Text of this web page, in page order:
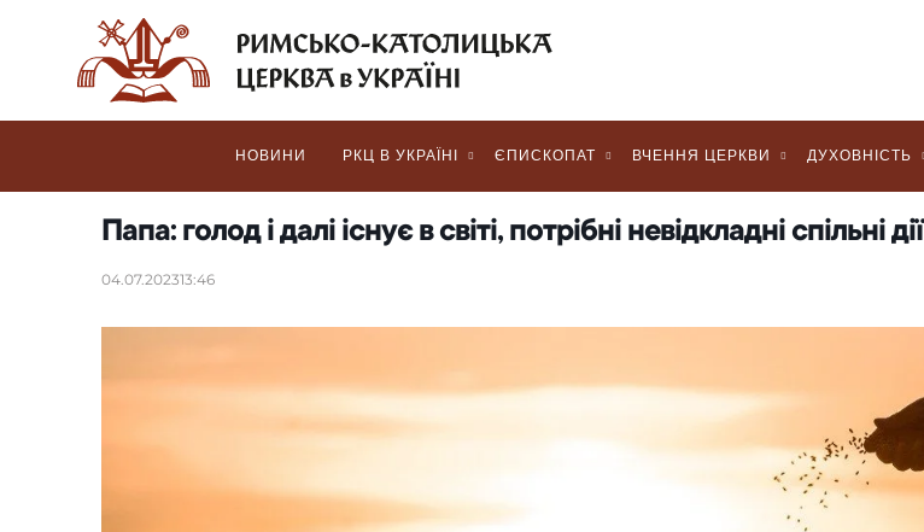
НОВИНИ РКЦ В УКРАЇНІ ЄПИСКОПАТ ВЧЕННЯ ЦЕРКВИ ДУХОВНІСТЬ
Папа: голод і далі існує в світі, потрібні невідкладні спільні дії
04.07.202313:46